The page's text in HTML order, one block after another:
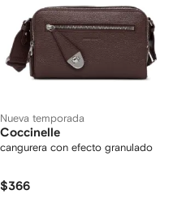
Nueva temporada
Coccinelle
cangurera con efecto granulado
$366